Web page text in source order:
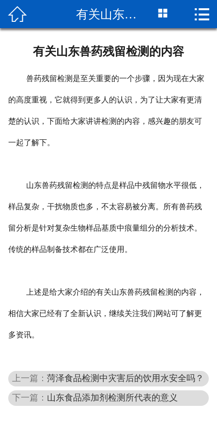
网站首页
荣誉资质
联系我们
 有关山东兽药残留检测的内容  
有关山东兽药残留检测的内容
兽药残留检测是至关重要的一个步骤，因为现在大家
的高度重视，它就得到更多人的认识，为了让大家有更清
楚的认识，下面给大家讲讲检测的内容，感兴趣的朋友可
一起了解下。
山东兽药残留检测的特点是样品中残留物水平很低，
样品复杂，干扰物质也多，不太容易被分离。所有兽药残
留分析是针对复杂生物样品基质中痕量组分的分析技术。
传统的样品制备技术都在广泛使用。
上述是给大家介绍的有关山东兽药残留检测的内容，
相信大家已经有了全新认识，继续关注我们网站可了解更
多资讯。
上一篇：菏泽食品检测中灾害后的饮用水安全吗？
下一篇： 山东食品添加剂检测所代表的意义